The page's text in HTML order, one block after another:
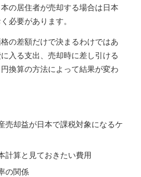
の居住者が売却する場合は日本
必要があります。
の差額だけで決まるわけではあ
入る支出、売却時に差し引ける
換算の方法によって結果が変わ
売却益が日本で課税対象になるケ
計算と見ておきたい費用
の関係